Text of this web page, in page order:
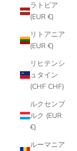
ラトビア
(EUR €)
リトアニア
(EUR €)
リヒテンシ
ュタイン
(CHF CHF)
ルクセンブ
ルク (EUR
€)
ルーマニア